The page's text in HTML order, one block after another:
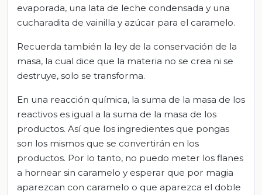
evaporada, una lata de leche condensada y una
cucharadita de vainilla y azúcar para el caramelo.
Recuerda también la ley de la conservación de la
masa, la cual dice que la materia no se crea ni se
destruye, solo se transforma.
En una reacción química, la suma de la masa de los
reactivos es igual a la suma de la masa de los
productos. Así que los ingredientes que pongas
son los mismos que se convertirán en los
productos. Por lo tanto, no puedo meter los flanes
a hornear sin caramelo y esperar que por magia
aparezcan con caramelo o que aparezca el doble